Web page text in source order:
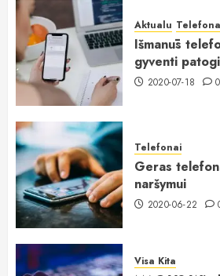
Aktualu
Išmanūs
gyventi
2020-07-18 0
Telefonai
Geras
naršymui
2020-06-22
Visa Kita